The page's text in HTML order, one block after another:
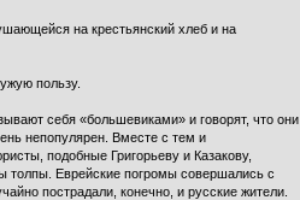
на крестьянский хлеб и на
пользу.
себя «большевиками» и говорят, что они
непопулярен. Вместе с тем и
подобные Григорьеву и Казакову,
толпы. Еврейские погромы совершались с
пострадали, конечно, и русские жители.